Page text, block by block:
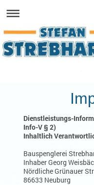
Dienstleistungs-
Info-V § 2)
Inhaltlich
Bauspenglerei
Inhaber Georg
Nördliche Grünauer
86633 Neuburg